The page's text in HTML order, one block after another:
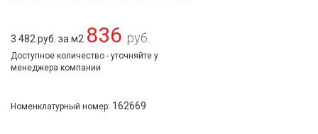
3 482 руб. за м2 836 руб.
Доступное количество - уточняйте у
менеджера компании
Номенклатурный номер: 162669